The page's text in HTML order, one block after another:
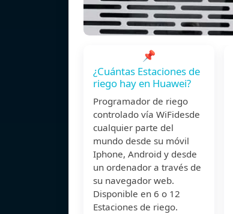
📌
¿Cuántas Estaciones de
riego hay en Huawei?
Programador de riego
controlado vía WiFidesde
cualquier parte del
mundo desde su móvil
Iphone, Android y desde
un ordenador a través de
su navegador web.
Disponible en 6 o 12
Estaciones de riego.